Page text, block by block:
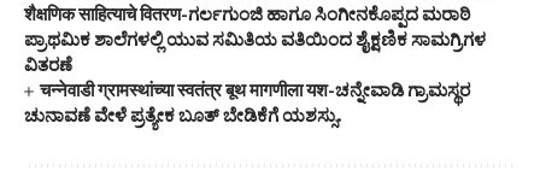
शैक्षणिक साहित्याचे वितरण-ಗರ್ಲಗುಂಜಿ ಹಾಗೂ ಸಿಂಗೀನಕೊಪ್ಪದ ಮರಾಠಿ
ಪ್ರಾಥಮಿಕ ಶಾಲೆಗಳಲ್ಲಿ ಯುವ ಸಮಿತಿಯ ವತಿಯಿಂದ ಶೈಕ್ಷಣಿಕ ಸಾಮಗ್ರಿಗಳ
ವಿತರಣೆ
चन्नेवाडी ग्रामस्थांच्या स्वतंत्र बूथ मागणीला यश-ಚನ್ನೇವಾಡಿ ಗ್ರಾಮಸ್ಥರ
ಚುನಾವಣೆ ವೇಳೆ ಪ್ರತ್ಯೇಕ ಬೂತ್‌ ಬೇಡಿಕೆಗೆ ಯಶಸ್ಸು.